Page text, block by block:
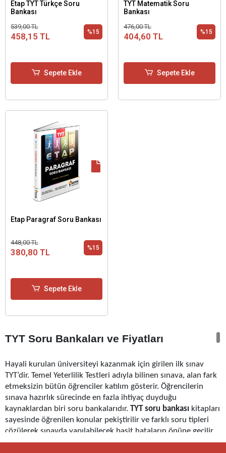
Etap TYT Türkçe Soru
Bankası
539,00 TL
458,15 TL %15
Sepete Ekle
TYT Matematik Soru
Bankası
476,00 TL
404,60 TL %15
Sepete Ekle
Etap Paragraf Soru Bankası
448,00 TL
380,80 TL %15
Sepete Ekle
TYT Soru Bankaları ve Fiyatları
Hayali kurulan üniversiteyi kazanmak için girilen ilk sınav
TYT’dir. Temel Yeterlilik Testleri adıyla bilinen sınava, alan fark
etmeksizin bütün öğrenciler katılım gösterir. Öğrencilerin
sınava hazırlık sürecinde en fazla ihtiyaç duyduğu
kaynaklardan biri soru bankalarıdır. TYT soru bankası kitapları
sayesinde öğrenilen konular pekiştirilir ve farklı soru tipleri
çözülerek sınavda yapılabilecek basit hataların önüne geçilir.